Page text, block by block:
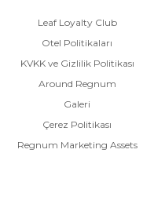
Leaf Loyalty Club
Otel Politikaları
KVKK ve Gizlilik Politikası
Around Regnum
Galeri
Çerez Politikası
Regnum Marketing Assets